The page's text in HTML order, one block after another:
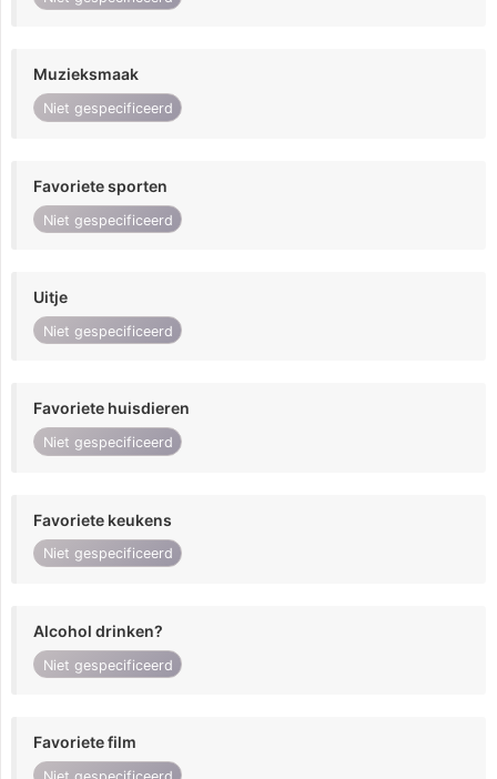
Muzieksmaak
Niet gespecificeerd
Favoriete sporten
Niet gespecificeerd
Uitje
Niet gespecificeerd
Favoriete huisdieren
Niet gespecificeerd
Favoriete keukens
Niet gespecificeerd
Alcohol drinken?
Niet gespecificeerd
Favoriete film